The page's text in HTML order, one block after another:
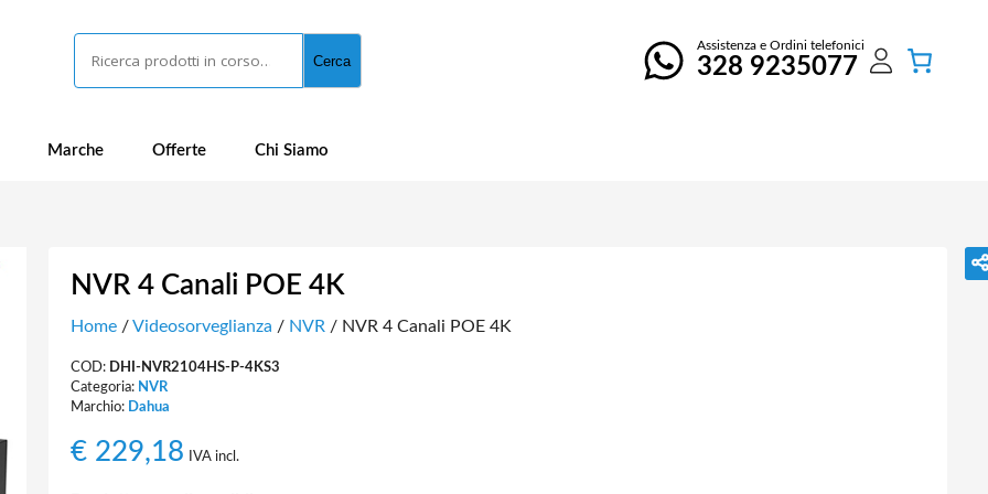
Cerca
Assistenza e Ordini telefonici
328 9235077
Marche Offerte Chi Siamo
NVR 4 Canali POE 4K
Home/Videosorveglianza / NVR / NVR 4 Canali POE 4K
COD: DHI-NVR2104HS-P-4KS3
Categoria: NVR
Marchio: Dahua
€229,18 IVA incl.